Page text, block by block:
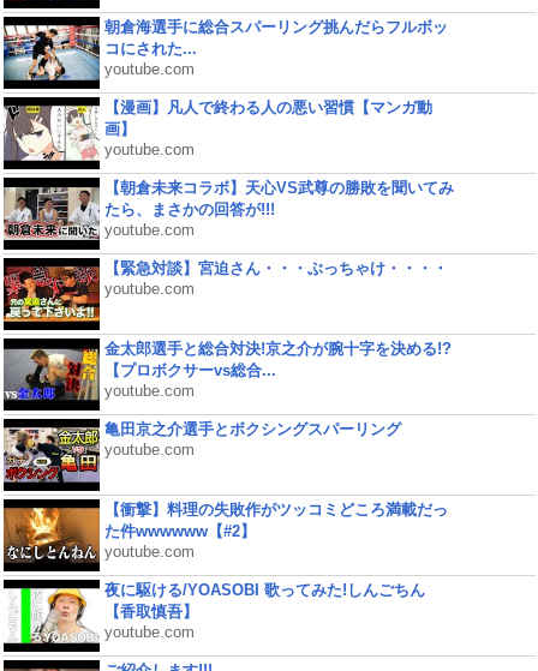
朝倉海選手に総合スパーリング挑んだらフルボッ
コにされた...
youtube.com
【漫画】凡人で終わる人の悪い習慣【マンガ動
画】
youtube.com
【朝倉未来コラボ】天心VS武尊の勝敗を聞いてみ
たら、まさかの回答が!!!
youtube.com
【緊急対談】宮迫さん・・・ぶっちゃけ・・・・
youtube.com
金太郎選手と総合対決!京之介が腕十字を決める!?
【プロボクサーvs総合...
youtube.com
亀田京之介選手とボクシングスパーリング
youtube.com
【衝撃】料理の失敗作がツッコミどころ満載だっ
た件wwwwww【#2】
youtube.com
夜に駆ける/YOASOBI 歌ってみた!しんごちん
【香取慎吾】
youtube.com